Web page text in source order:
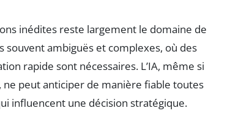
inédites reste largement le domaine de
souvent ambiguës et complexes, où des
rapide sont nécessaires. L’IA, même si
ne peut anticiper de manière fiable toutes
influencent une décision stratégique.